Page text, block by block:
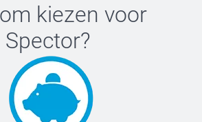
kiezen voor
Spector?